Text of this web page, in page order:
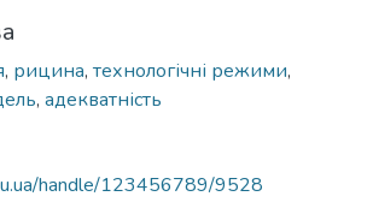
, рицина, технологічні режими,
, адекватність
handle/123456789/9528